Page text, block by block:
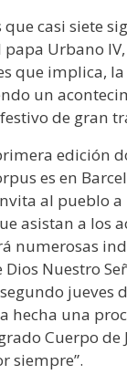
casi siete
Urbano
que implica,
un
de gran
edición
es en
al pueblo
asistan a los
numerosas
Nuestro
jueves
hecha una
Cuerpo de
siempre”.